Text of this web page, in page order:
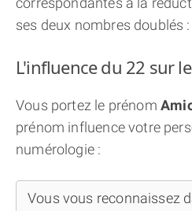
ses deux nombres doublés :
L'influence du 22 sur
Vous portez le prénom
prénom influence votre
numérologie :
Vous vous reconnaissez